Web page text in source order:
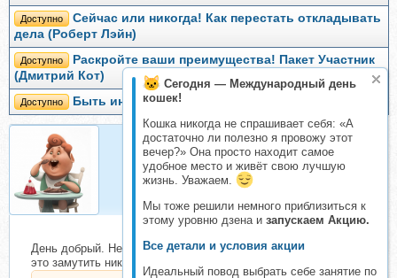
Сегодня — Международный день
кошек!
Кошка никогда не спрашивает себя: «А
достаточно ли полезно я провожу этот
вечер?» Она просто находит самое
удобное место и живёт свою лучшую
жизнь. Уважаем.
Мы тоже решили немного приблизиться к
этому уровню дзена и запускаем Акцию.
Все детали и условия акции
Идеальный повод выбрать себе занятие по
Доступно
Сейчас или никогда! Как перестать откладывать
дела (Роберт Лэйн)
Доступно
Раскройте ваши преимущества! Пакет Участник
(Дмитрий Кот)
Доступно Быть интровертом (Дебби Танг)
Kayfolog
Складчик
День добрый. Не нашёл как в личку написать. Буль, а вот
это замутить никак нельзя?